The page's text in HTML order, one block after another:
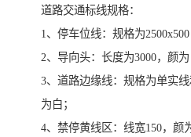
道路交通标线规格：
1、停车位线：规格为
2、导向头：长度为3000，颜为
3、道路边缘线：规格为单实
为白；
4、禁停黄线区：线宽150，颜